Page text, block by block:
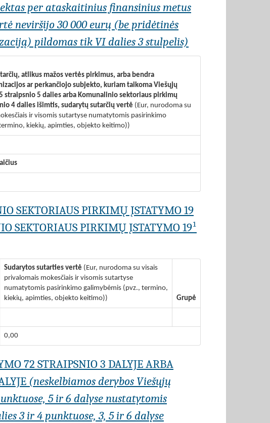
per ataskaitinius finansinius metus
neviršijo 30 000 eurų (be pridėtinės
pildomas tik VI dalies 3 stulpelis)
atlikus mažos vertės pirkimus, arba bendra
ar perkančiojo subjekto, kuriam taikoma Viešųjų
straipsnio 5 dalies arba Komunalinio sektoriaus pirkimų
4 dalies išimtis, sudarytų sutarčių vertė (Eur, nurodoma su
ir visomis sutartyse numatytomis pasirinkimo
kiekių, apimties, objekto keitimo))
SEKTORIAUS PIRKIMŲ ĮSTATYMO 19
SEKTORIAUS PIRKIMŲ ĮSTATYMO 19¹
Sudarytos sutarties vertė (Eur, nurodoma su visais
privalomais mokesčiais ir visomis sutartyse
numatytomis pasirinkimo galimybėmis (pvz., termino,
kiekių, apimties, objekto keitimo))
Grupė
0,00
72 STRAIPSNIO 3 DALYJE ARBA
(neskelbiamos derybos Viešųjų
5 ir 6 dalyse nustatytomis
3 ir 4 punktuose, 3, 5 ir 6 dalyse